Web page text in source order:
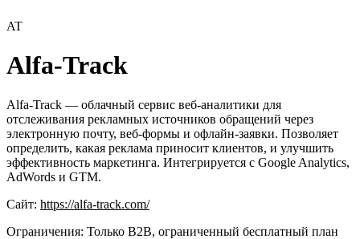
AT
Alfa-Track
Alfa-Track — облачный сервис веб-аналитики для
отслеживания рекламных источников обращений через
электронную почту, веб-формы и офлайн-заявки. Позволяет
определить, какая реклама приносит клиентов, и улучшить
эффективность маркетинга. Интегрируется с Google Analytics,
AdWords и GTM.
Сайт: https://alfa-track.com/
Ограничения: Только B2B, ограниченный бесплатный план